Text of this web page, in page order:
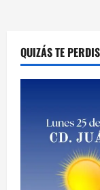
QUIZÁS TE